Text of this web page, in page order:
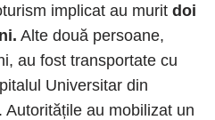
implicat au murit doi
Alte două persoane,
au fost transportate cu
Universitar din
au mobilizat un